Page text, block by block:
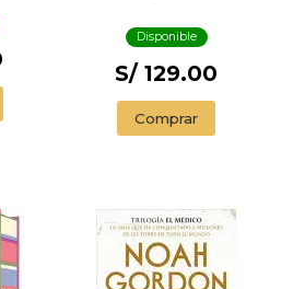
AÑOS FELICES II;
UN DIA EN LA VIDA
III
Disponible
S/ 129.00
Comprar